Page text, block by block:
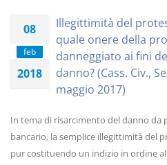
08
feb
2018
Illegittimità del
quale onere della
danneggiato ai fini
danno? (Cass. Civ.,
maggio 2017)
In tema di risarcimento del danno da
bancario, la semplice illegittimità del
pur costituendo un indizio in ordine